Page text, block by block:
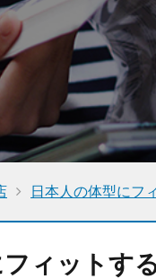
日本人の体型にフ
フィットす